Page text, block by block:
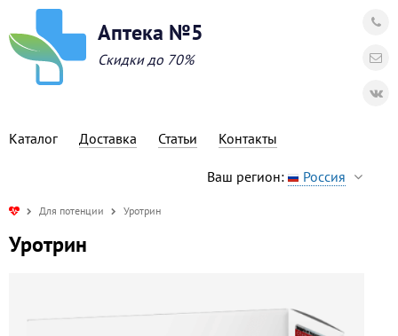
Аптека №5
Скидки до 70%
Каталог Доставка Статьи Контакты
Ваш регион: Россия
Для потенции Уротрин
Уротрин